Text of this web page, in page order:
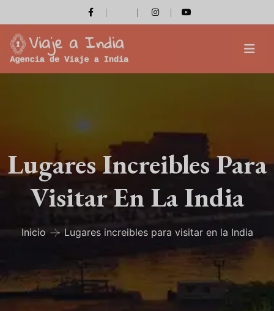
Lugares Increibles Para
Visitar En La India
Inicio Lugares increibles para visitar en la India